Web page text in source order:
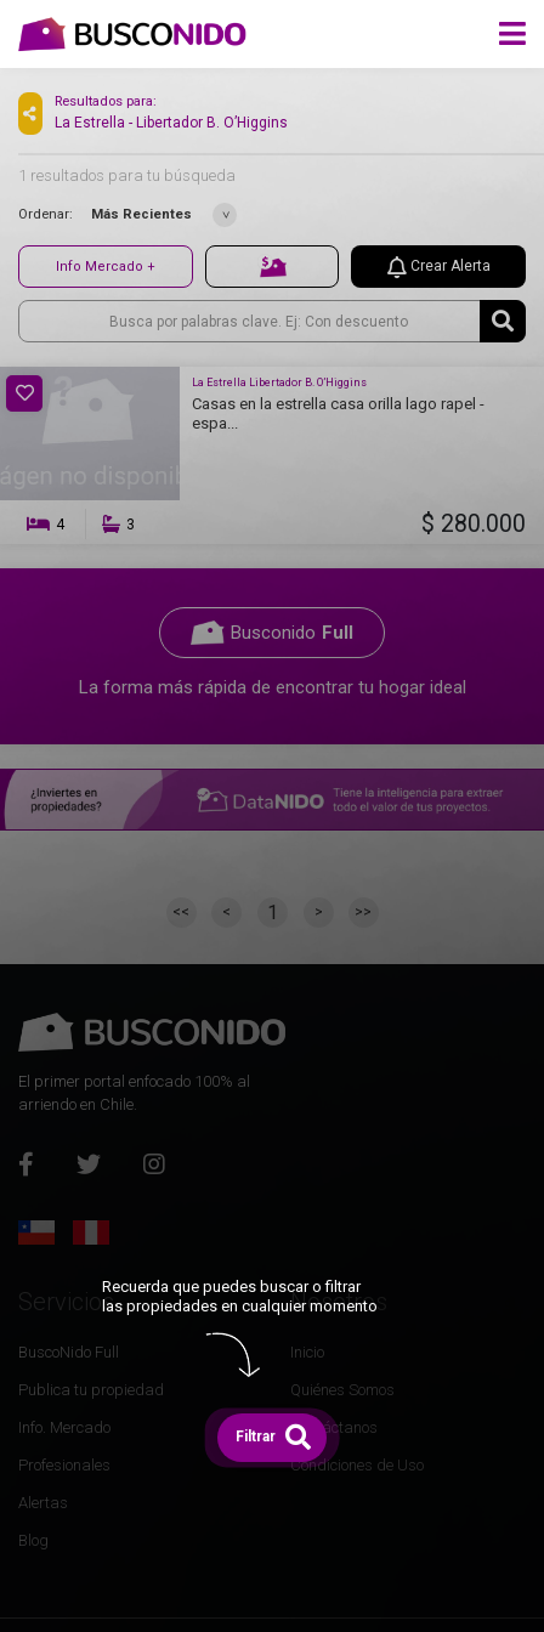
Resultados para:
La Estrella - Libertador B. O’Higgins
1 resultados para tu búsqueda
Ordenar: Más Recientes
Info Mercado + Crear Alerta
La Estrella Libertador B. O’Higgins
Casas en la estrella casa orilla lago rapel -
espa...
4 3 $ 280.000
Busconido Full
La forma más rápida de encontrar tu hogar ideal
<< < 1 > >>
El primer portal enfocado 100% al
arriendo en Chile.
Servicios
BuscoNido Full
Publica tu propiedad
Info. Mercado
Profesionales
Alertas
Blog
Nosotros
Inicio
Quiénes Somos
Contáctanos
Condiciones de Uso
Recuerda que puedes buscar o filtrar
las propiedades en cualquier momento
Filtrar